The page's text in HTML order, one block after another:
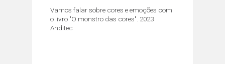
Vamos falar sobre cores e emoções com
o livro "O monstro das cores". 2023
Anditec